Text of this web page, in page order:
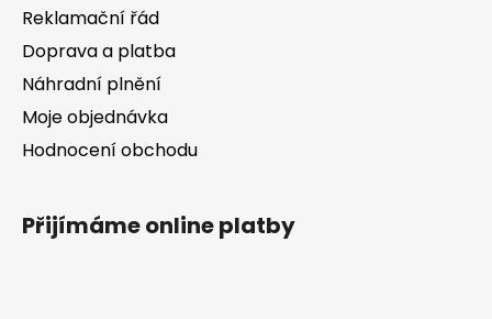
Reklamační řád
Doprava a platba
Náhradní plnění
Moje objednávka
Hodnocení obchodu
Přijímáme online platby